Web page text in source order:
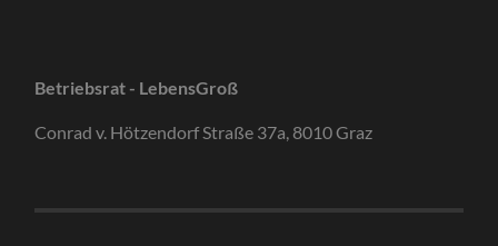
Betriebsrat - LebensGroß
Conrad v. Hötzendorf Straße 37a, 8010 Graz